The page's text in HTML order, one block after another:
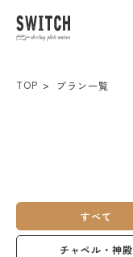
TOP プラン一覧
すべて
チャペル・神殿